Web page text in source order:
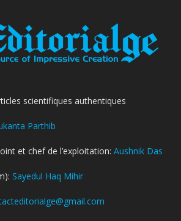
scientifiques authentiques
Parthib
et chef de l’exploitation: Aushnik Das
Sayedul Haq Mihir